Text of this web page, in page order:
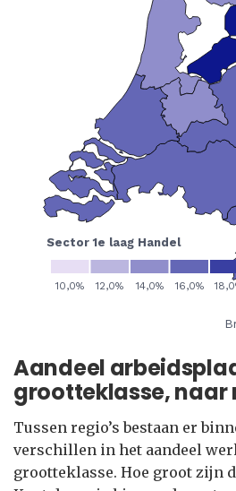
Aandeel
grootteklasse, naar
Tussen regio’s bestaan er
verschillen in het aandeel
grootteklasse. Hoe groot zijn